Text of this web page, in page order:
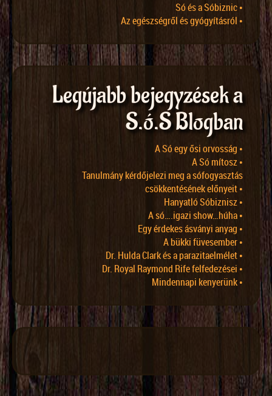
Só és a Sóbiznic •
Az egészségről és gyógyításról •
Legújabb bejegyzések a
S.ó.S Blogban
A Só egy ősi orvosság •
A Só mítosz •
Tanulmány kérdőjelezi meg a sófogyasztás
csökkentésének előnyeit •
Hanyatló Sóbiznisz •
A só….igazi show…húha •
Egy érdekes ásványi anyag •
A bükki füvesember •
Dr. Hulda Clark és a parazitaelmélet •
Dr. Royal Raymond Rife felfedezései •
Mindennapi kenyerünk •